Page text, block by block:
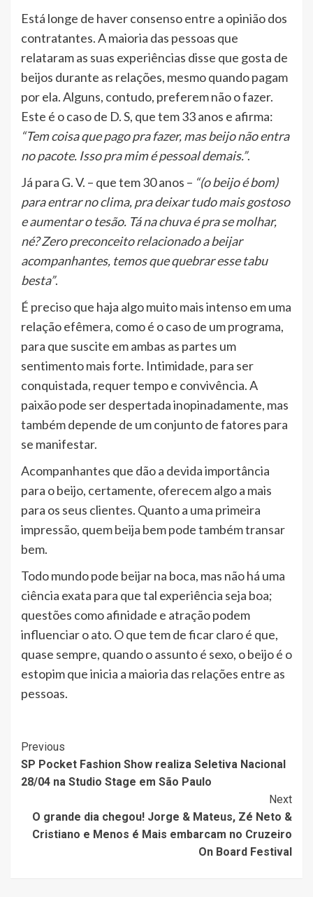
Está longe de haver consenso entre a opinião dos
contratantes. A maioria das pessoas que
relataram as suas experiências disse que gosta de
beijos durante as relações, mesmo quando pagam
por ela. Alguns, contudo, preferem não o fazer.
Este é o caso de D. S, que tem 33 anos e afirma:
“Tem coisa que pago pra fazer, mas beijo não entra
no pacote. Isso pra mim é pessoal demais.”.
Já para G. V. – que tem 30 anos – “(o beijo é bom)
para entrar no clima, pra deixar tudo mais gostoso
e aumentar o tesão. Tá na chuva é pra se molhar,
né? Zero preconceito relacionado a beijar
acompanhantes, temos que quebrar esse tabu
besta”.
É preciso que haja algo muito mais intenso em uma
relação efêmera, como é o caso de um programa,
para que suscite em ambas as partes um
sentimento mais forte. Intimidade, para ser
conquistada, requer tempo e convivência. A
paixão pode ser despertada inopinadamente, mas
também depende de um conjunto de fatores para
se manifestar.
Acompanhantes que dão a devida importância
para o beijo, certamente, oferecem algo a mais
para os seus clientes. Quanto a uma primeira
impressão, quem beija bem pode também transar
bem.
Todo mundo pode beijar na boca, mas não há uma
ciência exata para que tal experiência seja boa;
questões como afinidade e atração podem
influenciar o ato. O que tem de ficar claro é que,
quase sempre, quando o assunto é sexo, o beijo é o
estopim que inicia a maioria das relações entre as
pessoas.
Post
Navigation
Previous
SP Pocket Fashion Show realiza Seletiva Nacional
28/04 na Studio Stage em São Paulo
Next
O grande dia chegou! Jorge & Mateus, Zé Neto &
Cristiano e Menos é Mais embarcam no Cruzeiro
On Board Festival